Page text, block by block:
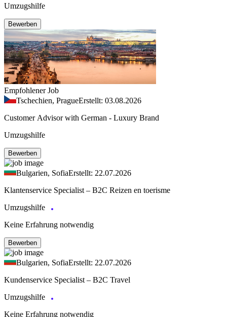
Umzugshilfe
Bewerben
Empfohlener Job
Tschechien, PragueErstellt: 03.08.2026
Customer Advisor with German - Luxury Brand
Umzugshilfe
Bewerben
Bulgarien, SofiaErstellt: 22.07.2026
Klantenservice Specialist – B2C Reizen en toerisme
Umzugshilfe
Keine Erfahrung notwendig
Bewerben
Bulgarien, SofiaErstellt: 22.07.2026
Kundenservice Specialist – B2C Travel
Umzugshilfe
Keine Erfahrung notwendig